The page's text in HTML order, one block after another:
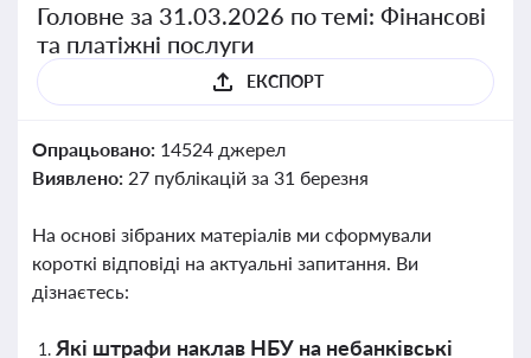
Головне за 31.03.2026 по темі: Фінансові
та платіжні послуги
ЕКСПОРТ
Опрацьовано: 14524 джерел
Виявлено: 27 публікацій за 31 березня
На основі зібраних матеріалів ми сформували
короткі відповіді на актуальні запитання. Ви
дізнаєтесь:
Які штрафи наклав НБУ на небанківські